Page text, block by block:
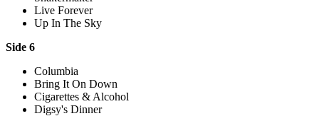
Live Forever
Up In The Sky
Side 6
Columbia
Bring It On Down
Cigarettes & Alcohol
Digsy's Dinner